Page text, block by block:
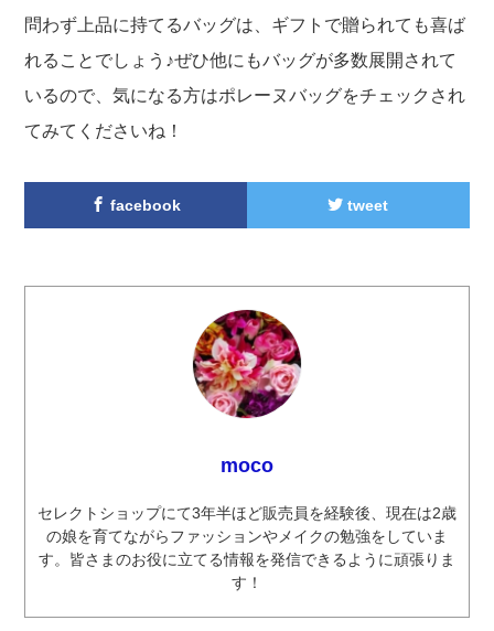
問わず上品に持てるバッグは、ギフトで贈られても喜ば
れることでしょう♪ぜひ他にもバッグが多数展開されて
いるので、気になる方はポレーヌバッグをチェックされ
てみてくださいね！
facebook tweet
moco
セレクトショップにて3年半ほど販売員を経験後、現在は2歳
の娘を育てながらファッションやメイクの勉強をしていま
す。皆さまのお役に立てる情報を発信できるように頑張りま
す！